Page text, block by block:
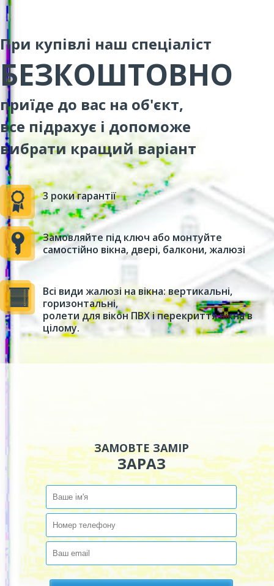
При купівлі наш спеціаліст
БЕЗКОШТОВНО
приїде до вас на об'єкт,
все підрахує і допоможе
вибрати кращий варіант
3 роки гарантії
Замовляйте під ключ або монтуйте
самостійно вікна, двері, балкони, жалюзі
Всі види жалюзі на вікна: вертикальні,
горизонтальні,
ролети для вікон ПВХ і перекриття вікна в
цілому.
ЗАМОВТЕ ЗАМІР
ЗАРАЗ